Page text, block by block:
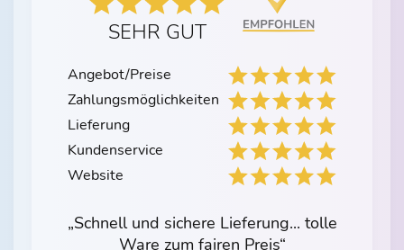
SEHR GUT
Angebot/Preise
Zahlungsmöglichkeiten
Lieferung
Kundenservice
Website
„Schnell und sichere Lieferung... tolle
Ware zum fairen Preis“